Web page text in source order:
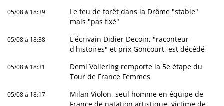
05/08 à 18:39
Le feu de forêt dans la Drôme "stable"
mais "pas fixé"
05/08 à 18:38
L'écrivain Didier Decoin, "raconteur
d'histoires" et prix Goncourt, est décédé
05/08 à 18:31
Demi Vollering remporte la 5e étape du
Tour de France Femmes
05/08 à 18:17
Milan Violon, seul homme en équipe de